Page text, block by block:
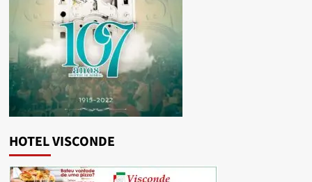
HOTEL VISCONDE